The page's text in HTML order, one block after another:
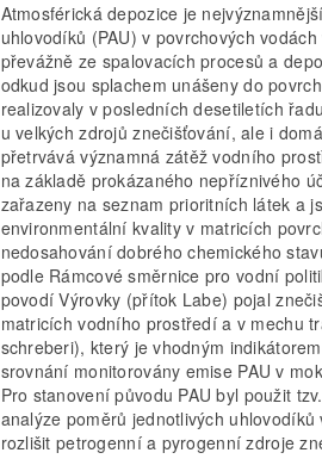
Atmosférická depozice je
uhlovodíků (PAU) v povrchových
převážně ze spalovacích procesů a
odkud jsou splachem unášeny do
realizovaly v posledních desetiletích
u velkých zdrojů znečišťování, ale i
přetrvává významná zátěž vodního
na základě prokázaného nepříznivého
zařazeny na seznam prioritních látek a
environmentální kvality v matricích
nedosahování dobrého chemického
podle Rámcové směrnice pro vodní
povodí Výrovky (přítok Labe) pojal
matricích vodního prostředí a v mechu
schreberi), který je vhodným
srovnání monitorovány emise PAU v
Pro stanovení původu PAU byl použit
analýze poměrů jednotlivých
rozlišit petrogenní a pyrogenní zdroje